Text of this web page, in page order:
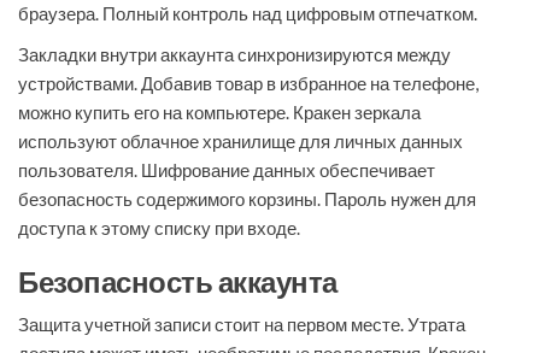
браузера. Полный контроль над цифровым отпечатком.
Закладки внутри аккаунта синхронизируются между
устройствами. Добавив товар в избранное на телефоне,
можно купить его на компьютере. Кракен зеркала
используют облачное хранилище для личных данных
пользователя. Шифрование данных обеспечивает
безопасность содержимого корзины. Пароль нужен для
доступа к этому списку при входе.
Безопасность аккаунта
Защита учетной записи стоит на первом месте. Утрата